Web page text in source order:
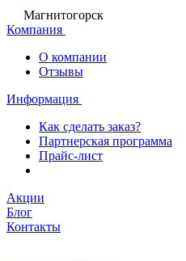
Магнитогорск
Компания
О компании
Отзывы
Информация
Как сделать заказ?
Партнерская программа
Прайс-лист
Акции
Блог
Контакты